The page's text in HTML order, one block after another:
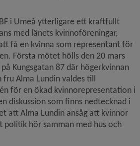
i Umeå ytterligare ett kraftfullt
med länets kvinnoföreningar,
få en kvinna som representant för
Första mötet hölls den 20 mars
Kungsgatan 87 där högerkvinnan
Alma Lundin valdes till
för en ökad kvinnorepresentation i
diskussion som finns nedtecknad i
att Alma Lundin ansåg att kvinnor
politik hör samman med hus och